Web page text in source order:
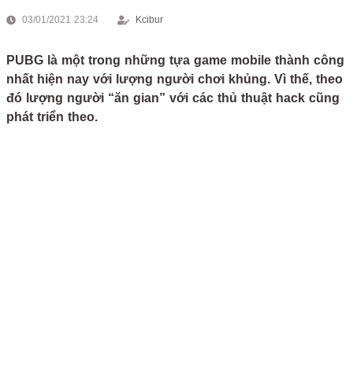
03/01/2021 23:24 Kcibur
PUBG là một trong những tựa game mobile thành công
nhất hiện nay với lượng người chơi khủng. Vì thế, theo
đó lượng người “ăn gian” với các thủ thuật hack cũng
phát triển theo.